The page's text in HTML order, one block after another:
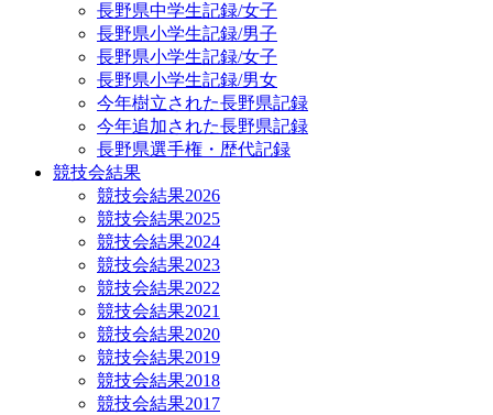
長野県中学生記録/女子
長野県小学生記録/男子
長野県小学生記録/女子
長野県小学生記録/男女
今年樹立された長野県記録
今年追加された長野県記録
長野県選手権・歴代記録
競技会結果
競技会結果2026
競技会結果2025
競技会結果2024
競技会結果2023
競技会結果2022
競技会結果2021
競技会結果2020
競技会結果2019
競技会結果2018
競技会結果2017